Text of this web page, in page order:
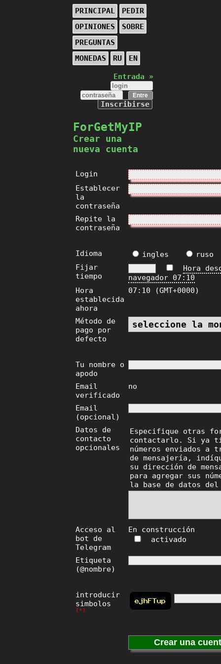
PRINCIPAL
PEDIR
OPINIONES
SOBRE
PREGUNTAS
MONEDAS
RU EN
Entrada »
Inscribirse
ForGetMyIP
Crear una
nueva cuenta
Login
Establecer
la
contraseña
Repite la
contraseña
Idioma ingles
ruso
Fijar
tiempo
Hora
navegador 07:10
Hora
establecida
ahora
07:10 (GMT+0000)
Método de
pago por
defecto
Tu nombre o
apodo
Email
verificado
no
Email
(opcional)
Datos de
contacto
opcionales
Especifique otras
contactarlo. Si ya
números enviados a
de mensajería,
su dirección de
para agregar sus
la base de datos
Acceso al
bot de
Telegram
En construcción
activado
Etiqueta
(@nombre)
introducir
simbolos
(*)